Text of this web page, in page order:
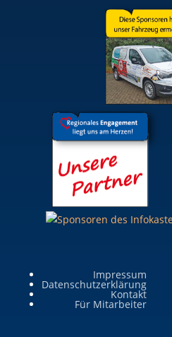
Impressum
Datenschutzerklärung
Kontakt
Für Mitarbeiter